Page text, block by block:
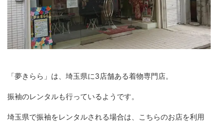
「夢きらら」は、埼玉県に3店舗ある着物専門店。
振袖のレンタルも行っているようです。
埼玉県で振袖をレンタルされる場合は、こちらのお店を利用